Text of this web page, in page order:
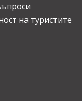
на туристите